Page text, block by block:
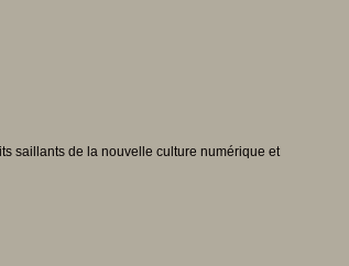
saillants de la nouvelle culture numérique et